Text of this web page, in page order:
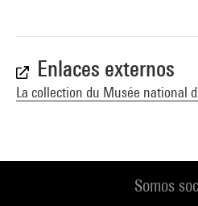
Enlaces externos
La collection du Musée national
Somos